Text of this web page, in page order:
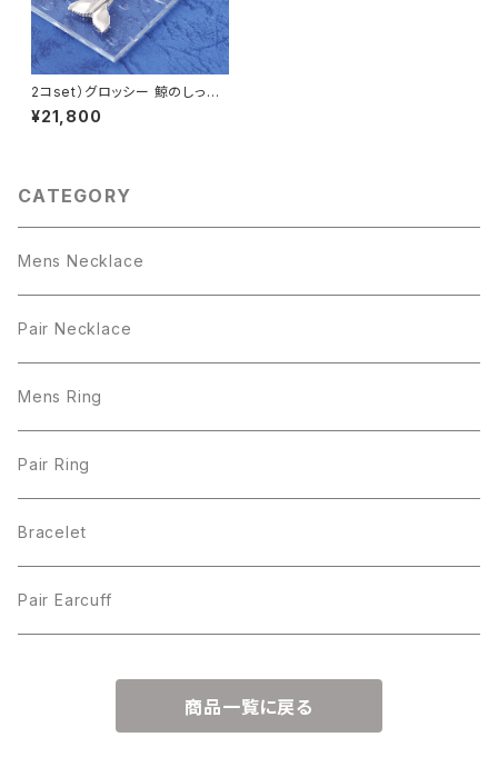
2コset）グロッシー 鯨のしっぽ
ペア ネックレス シルバー925
¥21,800
CATEGORY
Mens Necklace
Pair Necklace
Mens Ring
Pair Ring
Bracelet
Pair Earcuff
商品一覧に戻る